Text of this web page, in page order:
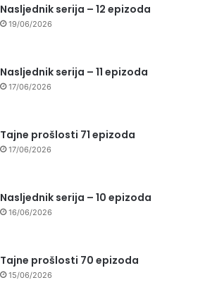
Nasljednik serija – 12 epizoda
19/06/2026
Nasljednik serija – 11 epizoda
17/06/2026
Tajne prošlosti 71 epizoda
17/06/2026
Nasljednik serija – 10 epizoda
16/06/2026
Tajne prošlosti 70 epizoda
15/06/2026